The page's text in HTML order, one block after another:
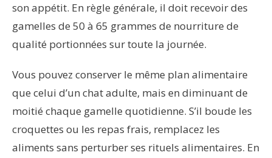
son appétit. En règle générale, il doit recevoir des
gamelles de 50 à 65 grammes de nourriture de
qualité portionnées sur toute la journée.
Vous pouvez conserver le même plan alimentaire
que celui d’un chat adulte, mais en diminuant de
moitié chaque gamelle quotidienne. S’il boude les
croquettes ou les repas frais, remplacez les
aliments sans perturber ses rituels alimentaires. En